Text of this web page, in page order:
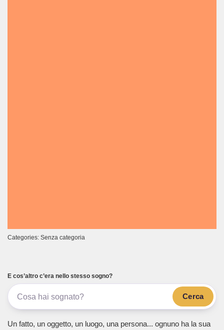
Categories: Senza categoria
E cos’altro c’era nello stesso sogno?
Cerca
Un fatto, un oggetto, un luogo, una persona... ognuno ha la sua